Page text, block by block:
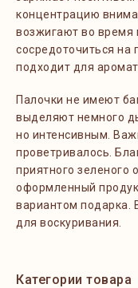
концентрацию
возжигают во время
сосредоточиться на
подходит для
Палочки не имеют
выделяют немного
но интенсивным.
проветривалось.
приятного зеленого
оформленный
вариантом подарка.
для воскуривания.
Категории товара